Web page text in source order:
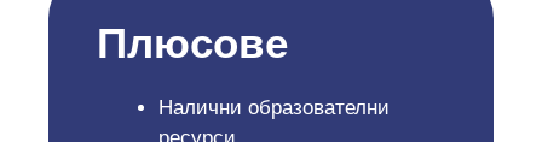
Плюсове
Налични образователни